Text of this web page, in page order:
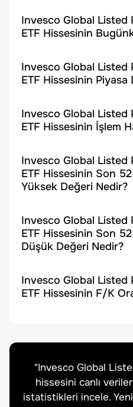
Invesco Global Listed
ETF Hissesinin
Invesco Global Listed
ETF Hissesinin Piyasa
Invesco Global Listed
ETF Hissesinin İşlem
Invesco Global Listed
ETF Hissesinin Son
Yüksek Değeri Nedir?
Invesco Global Listed
ETF Hissesinin Son
Düşük Değeri Nedir?
Invesco Global Listed
ETF Hissesinin F/K
"Invesco Global
hissesini canlı
istatistikleri incele.